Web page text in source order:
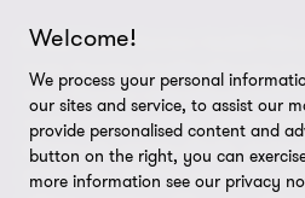
Plan du site
Préférences en matière de
© 2026 Grant Thornton Société
Grant Thornton Société d’Avocats
Grant Thornton International Ltd
marque sous laquelle les cabinets
délivrent des services d’Audit, de
clients et/ou, désigne, en fonction du
Welcome!
We process your personal
our sites and service, to assist our
provide personalised content and
button on the right, you can
more information see our privacy